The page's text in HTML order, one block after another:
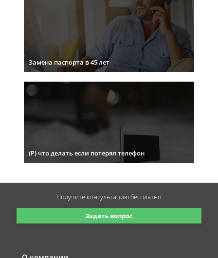
Замена паспорта в 45 лет
(Р) что делать если потерял телефон
Задать вопрос
Получите консультациюбесплатно